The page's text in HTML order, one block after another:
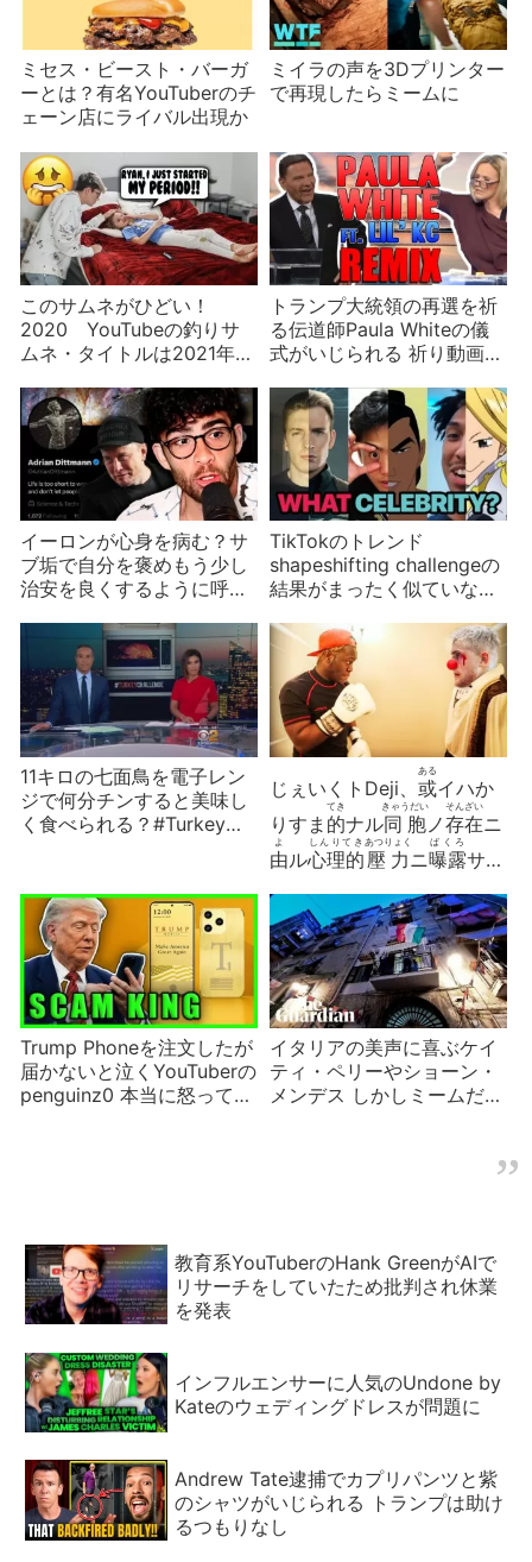
ミセス・ビースト・バーガ
ーとは？有名YouTuberのチ
ェーン店にライバル出現か
ミイラの声を3Dプリンター
で再現したらミームに
このサムネがひどい！
2020 YouTubeの釣りサ
ムネ・タイトルは2021年ど
トランプ大統領の再選を祈
る伝道師Paula Whiteの儀
式がいじられる 祈り動画3
イーロンが心身を病む？サ
ブ垢で自分を褒めもう少し
治安を良くするように呼び
TikTokのトレンド
shapeshifting challengeの
結果がまったく似ていない
11キロの七面鳥を電子レン
ジで何分チンすると美味し
く食べられる？#Turkey
じぇいくトDeji、 或
ある
イハか
りすま 的
てき
ナル同胞
きゃうだい
ノ存在
そんざい
ニ
由
よ
ル心理的
しんりてき
壓力
あつりょく
ニ曝露
ばくろ
サレ
タルYouTuberノ二症例ニ
於ケル行動
かうどう
ノ觀察的
くわんさつてき
硏究
けんきう
及
およ
ビ其
それ
ニ基
もと
ヅク極
きは
メテ有用
てきとー
ナ
ル提案
おもひつき
ノ試論序説草稿
むせきにんなきじ
Trump Phoneを注文したが
届かないと泣くYouTuberの
penguinz0 本当に怒ってい
イタリアの美声に喜ぶケイ
ティ・ペリーやショーン・
メンデス しかしミームだっ
教育系YouTuberのHank GreenがAIで
リサーチをしていたため批判され休業
を発表
インフルエンサーに人気のUndone by
Kateのウェディングドレスが問題に
Andrew Tate逮捕でカプリパンツと紫
のシャツがいじられる トランプは助け
るつもりなし